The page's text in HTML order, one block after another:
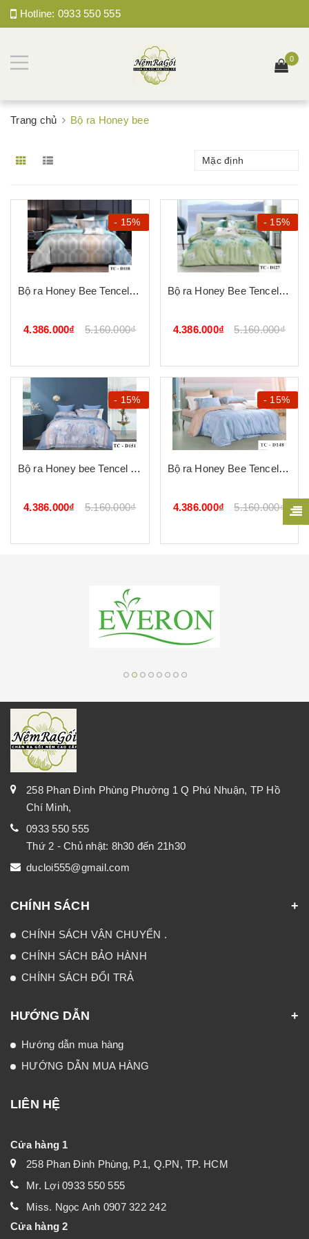
Hotline: 0933 550 555
0
Trang chủ Bộ ra Honey bee
Mặc định
- 15%
Bộ ra Honey Bee Tencel D118
4.386.000₫ 5.160.000₫
- 15%
Bộ ra Honey Bee Tencel D127
4.386.000₫ 5.160.000₫
- 15%
Bộ ra Honey bee Tencel D151
4.386.000₫ 5.160.000₫
- 15%
Bộ ra Honey Bee Tencel D148
4.386.000₫ 5.160.000₫
258 Phan Đình Phùng Phường 1 Q Phú Nhuận, TP Hồ
Chí Minh,
0933 550 555
Thứ 2 - Chủ nhật: 8h30 đến 21h30
ducloi555@gmail.com
CHÍNH SÁCH
CHÍNH SÁCH VẬN CHUYỂN .
CHÍNH SÁCH BẢO HÀNH
CHÍNH SÁCH ĐỔI TRẢ
HƯỚNG DẪN
Hướng dẫn mua hàng
HƯỚNG DẪN MUA HÀNG
LIÊN HỆ
Cửa hàng 1
258 Phan Đinh Phùng, P.1, Q.PN, TP. HCM
Mr. Lợi 0933 550 555
Miss. Ngọc Anh 0907 322 242
Cửa hàng 2